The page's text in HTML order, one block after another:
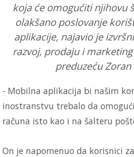
koja će omogućiti njihovu
olakšano poslovanje
aplikacije, najavio je
razvoj, prodaju i
preduzeću Zoran
- Mobilna aplikacija bi našim
inostranstvu trebalo da
računa isto kao i na šalteru
On je napomenuo da korisnici